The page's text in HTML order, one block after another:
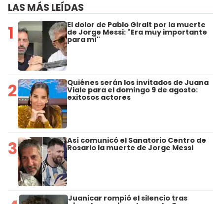
LAS MÁS LEÍDAS
1 El dolor de Pablo Giralt por la muerte
de Jorge Messi: "Era muy importante
para mí"
2 Quiénes serán los invitados de Juana
Viale para el domingo 9 de agosto:
exitosos actores
3 Así comunicó el Sanatorio Centro de
Rosario la muerte de Jorge Messi
Juanicar rompió el silencio tras